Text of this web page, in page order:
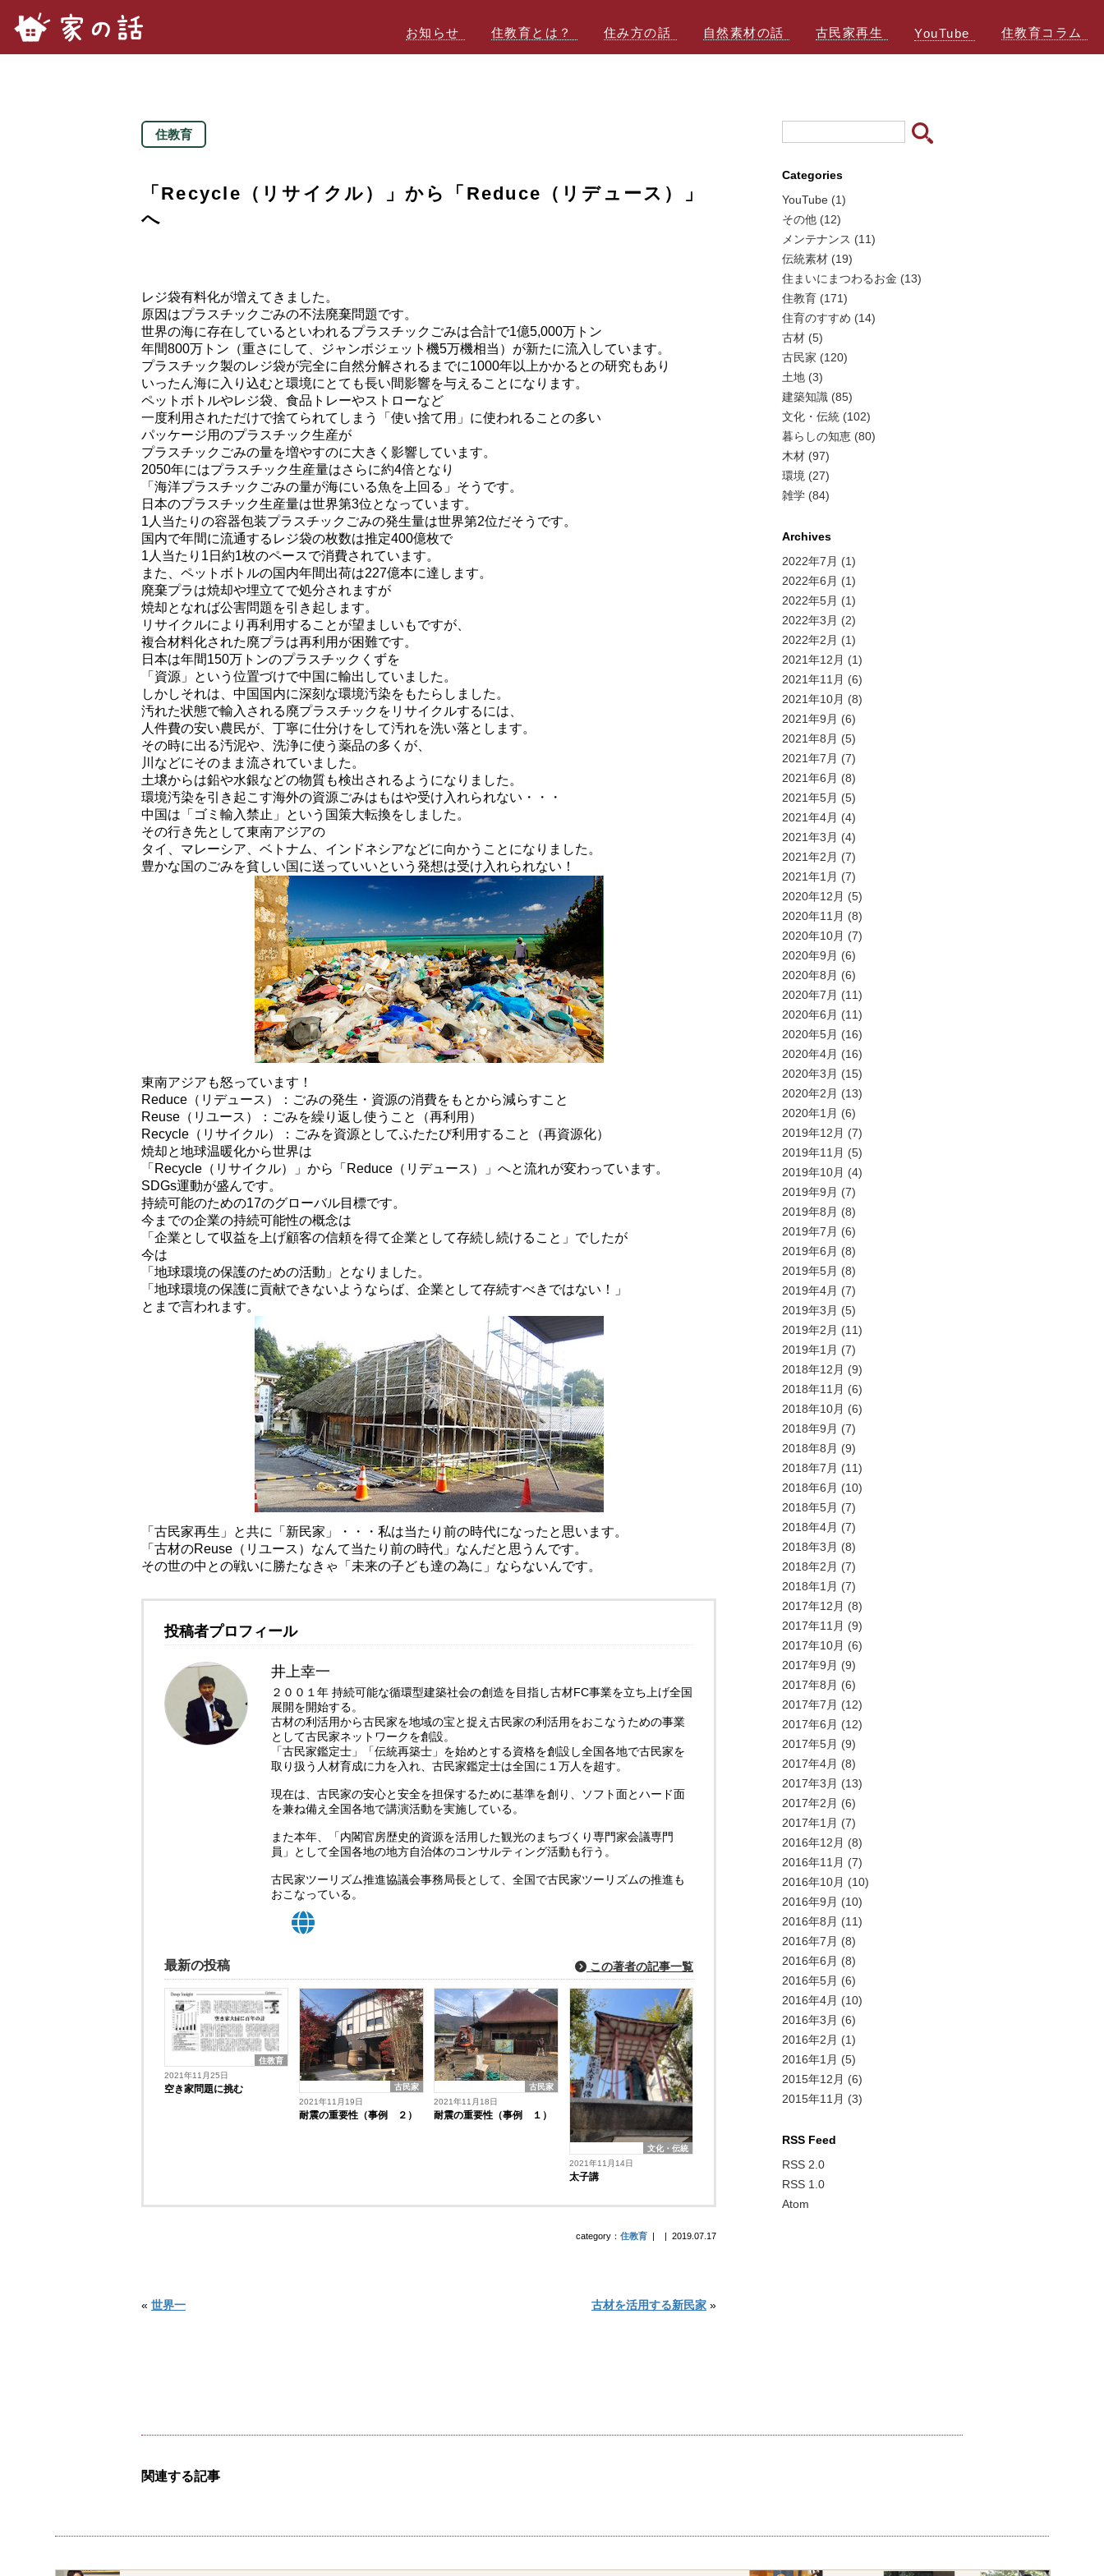
お知らせ
住教育とは？ 住み方の話 自然素材の話 古民家再生 YouTube 住教育コラム
住教育
「Recycle（リサイクル）」から「Reduce（リデュース）」
へ
レジ袋有料化が増えてきました。
原因はプラスチックごみの不法廃棄問題です。
世界の海に存在しているといわれるプラスチックごみは合計で1億5,000万トン
年間800万トン（重さにして、ジャンボジェット機5万機相当）が新たに流入しています。
プラスチック製のレジ袋が完全に自然分解されるまでに1000年以上かかるとの研究もあり
いったん海に入り込むと環境にとても長い間影響を与えることになります。
ペットボトルやレジ袋、食品トレーやストローなど
一度利用されただけで捨てられてしまう「使い捨て用」に使われることの多い
パッケージ用のプラスチック生産が
プラスチックごみの量を増やすのに大きく影響しています。
2050年にはプラスチック生産量はさらに約4倍となり
「海洋プラスチックごみの量が海にいる魚を上回る」そうです。
日本のプラスチック生産量は世界第3位となっています。
1人当たりの容器包装プラスチックごみの発生量は世界第2位だそうです。
国内で年間に流通するレジ袋の枚数は推定400億枚で
1人当たり1日約1枚のペースで消費されています。
また、ペットボトルの国内年間出荷は227億本に達します。
廃棄プラは焼却や埋立てで処分されますが
焼却となれば公害問題を引き起します。
リサイクルにより再利用することが望ましいもですが、
複合材料化された廃プラは再利用が困難です。
日本は年間150万トンのプラスチックくずを
「資源」という位置づけで中国に輸出していました。
しかしそれは、中国国内に深刻な環境汚染をもたらしました。
汚れた状態で輸入される廃プラスチックをリサイクルするには、
人件費の安い農民が、丁寧に仕分けをして汚れを洗い落とします。
その時に出る汚泥や、洗浄に使う薬品の多くが、
川などにそのまま流されていました。
土壌からは鉛や水銀などの物質も検出されるようになりました。
環境汚染を引き起こす海外の資源ごみはもはや受け入れられない・・・
中国は「ゴミ輸入禁止」という国策大転換をしました。
その行き先として東南アジアの
タイ、マレーシア、ベトナム、インドネシアなどに向かうことになりました。
豊かな国のごみを貧しい国に送っていいという発想は受け入れられない！
東南アジアも怒っています！
Reduce（リデュース）：ごみの発生・資源の消費をもとから減らすこと
Reuse（リユース）：ごみを繰り返し使うこと（再利用）
Recycle（リサイクル）：ごみを資源としてふたたび利用すること（再資源化）
焼却と地球温暖化から世界は
「Recycle（リサイクル）」から「Reduce（リデュース）」へと流れが変わっています。
SDGs運動が盛んです。
持続可能のための17のグローバル目標です。
今までの企業の持続可能性の概念は
「企業として収益を上げ顧客の信頼を得て企業として存続し続けること」でしたが
今は
「地球環境の保護のための活動」となりました。
「地球環境の保護に貢献できないようならば、企業として存続すべきではない！」
とまで言われます。
「古民家再生」と共に「新民家」・・・私は当たり前の時代になったと思います。
「古材のReuse（リユース）なんて当たり前の時代」なんだと思うんです。
その世の中との戦いに勝たなきゃ「未来の子ども達の為に」ならないんです。
投稿者プロフィール
井上幸一
２００１年 持続可能な循環型建築社会の創造を目指し古材FC事業を立ち上げ全国
展開を開始する。
古材の利活用から古民家を地域の宝と捉え古民家の利活用をおこなうための事業
として古民家ネットワークを創設。
「古民家鑑定士」「伝統再築士」を始めとする資格を創設し全国各地で古民家を
取り扱う人材育成に力を入れ、古民家鑑定士は全国に１万人を超す。
現在は、古民家の安心と安全を担保するために基準を創り、ソフト面とハード面
を兼ね備え全国各地で講演活動を実施している。
また本年、「内閣官房歴史的資源を活用した観光のまちづくり専門家会議専門
員」として全国各地の地方自治体のコンサルティング活動も行う。
古民家ツーリズム推進協議会事務局長として、全国で古民家ツーリズムの推進も
おこなっている。
最新の投稿 この著者の記事一覧
住教育
2021年11月25日
空き家問題に挑む
古民家
2021年11月19日
耐震の重要性（事例 ２）
古民家
2021年11月18日
耐震の重要性（事例 １）
文化・伝統
2021年11月14日
太子講
category： 住教育 | | 2019.07.17
« 世界一 古材を活用する新民家 »
Categories
YouTube (1)
その他 (12)
メンテナンス (11)
伝統素材 (19)
住まいにまつわるお金 (13)
住教育 (171)
住育のすすめ (14)
古材 (5)
古民家 (120)
土地 (3)
建築知識 (85)
文化・伝統 (102)
暮らしの知恵 (80)
木材 (97)
環境 (27)
雑学 (84)
Archives
2022年7月 (1)
2022年6月 (1)
2022年5月 (1)
2022年3月 (2)
2022年2月 (1)
2021年12月 (1)
2021年11月 (6)
2021年10月 (8)
2021年9月 (6)
2021年8月 (5)
2021年7月 (7)
2021年6月 (8)
2021年5月 (5)
2021年4月 (4)
2021年3月 (4)
2021年2月 (7)
2021年1月 (7)
2020年12月 (5)
2020年11月 (8)
2020年10月 (7)
2020年9月 (6)
2020年8月 (6)
2020年7月 (11)
2020年6月 (11)
2020年5月 (16)
2020年4月 (16)
2020年3月 (15)
2020年2月 (13)
2020年1月 (6)
2019年12月 (7)
2019年11月 (5)
2019年10月 (4)
2019年9月 (7)
2019年8月 (8)
2019年7月 (6)
2019年6月 (8)
2019年5月 (8)
2019年4月 (7)
2019年3月 (5)
2019年2月 (11)
2019年1月 (7)
2018年12月 (9)
2018年11月 (6)
2018年10月 (6)
2018年9月 (7)
2018年8月 (9)
2018年7月 (11)
2018年6月 (10)
2018年5月 (7)
2018年4月 (7)
2018年3月 (8)
2018年2月 (7)
2018年1月 (7)
2017年12月 (8)
2017年11月 (9)
2017年10月 (6)
2017年9月 (9)
2017年8月 (6)
2017年7月 (12)
2017年6月 (12)
2017年5月 (9)
2017年4月 (8)
2017年3月 (13)
2017年2月 (6)
2017年1月 (7)
2016年12月 (8)
2016年11月 (7)
2016年10月 (10)
2016年9月 (10)
2016年8月 (11)
2016年7月 (8)
2016年6月 (8)
2016年5月 (6)
2016年4月 (10)
2016年3月 (6)
2016年2月 (1)
2016年1月 (5)
2015年12月 (6)
2015年11月 (3)
RSS Feed
RSS 2.0
RSS 1.0
Atom
関連する記事